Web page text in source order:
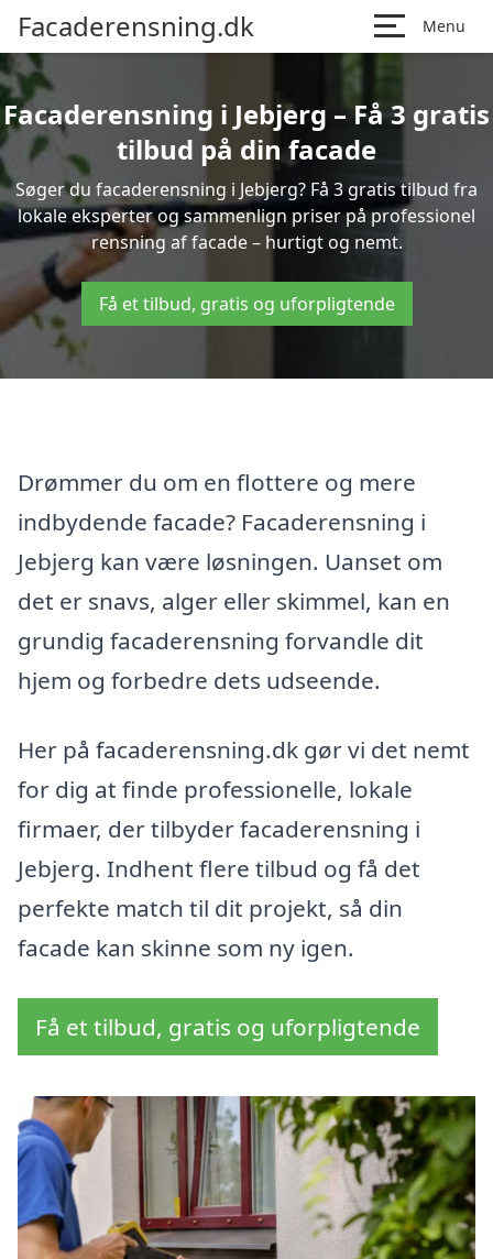
Facaderensning.dk Menu
Facaderensning i Jebjerg – Få 3 gratis
tilbud på din facade
Søger du facaderensning i Jebjerg? Få 3 gratis tilbud fra
lokale eksperter og sammenlign priser på professionel
rensning af facade – hurtigt og nemt.
Få et tilbud, gratis og uforpligtende
Drømmer du om en flottere og mere
indbydende facade? Facaderensning i
Jebjerg kan være løsningen. Uanset om
det er snavs, alger eller skimmel, kan en
grundig facaderensning forvandle dit
hjem og forbedre dets udseende.
Her på facaderensning.dk gør vi det nemt
for dig at finde professionelle, lokale
firmaer, der tilbyder facaderensning i
Jebjerg. Indhent flere tilbud og få det
perfekte match til dit projekt, så din
facade kan skinne som ny igen.
Få et tilbud, gratis og uforpligtende